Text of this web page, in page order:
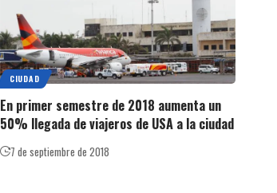
CIUDAD
En primer semestre de 2018 aumenta un
50% llegada de viajeros de USA a la ciudad
7 de septiembre de 2018